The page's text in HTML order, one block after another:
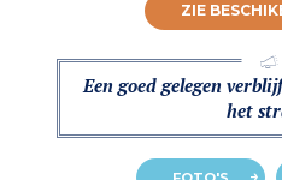
ZIE
Een goed gelegen
het